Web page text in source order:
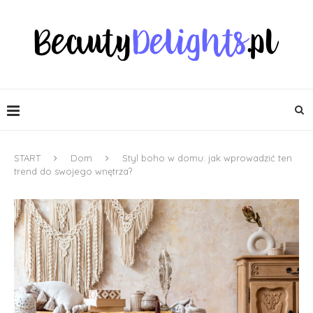
START Dom
Styl boho w domu: jak wprowadzić ten
trend do swojego wnętrza?